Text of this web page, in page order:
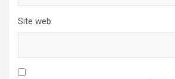
Site web